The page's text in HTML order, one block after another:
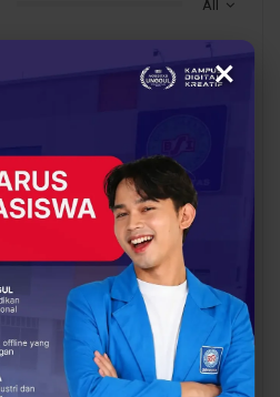
All
Dorong Ekonomi
Sirkular, UBSI Latih Bank
Sampah Vida Bekasi Go
Digital
BERITA
×